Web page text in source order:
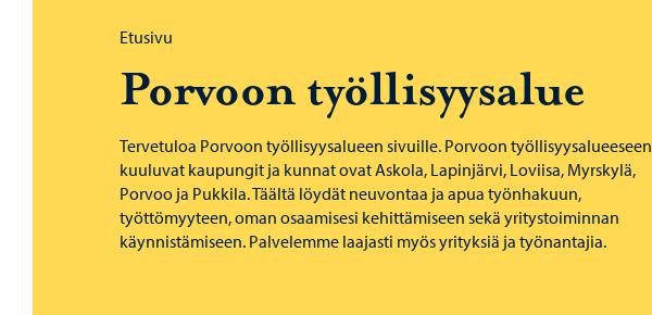
Selaa:
Etusivu
Por­voon työl­li­syy­sa­lue
Tervetuloa Porvoon työllisyysalueen sivuille. Porvoon työllisyysalueeseen
kuuluvat kaupungit ja kunnat ovat Askola, Lapinjärvi, Loviisa, Myrskylä,
Porvoo ja Pukkila. Täältä löydät neuvontaa ja apua työnhakuun,
työttömyyteen, oman osaamisesi kehittämiseen sekä yritystoiminnan
käynnistämiseen. Palvelemme laajasti myös yrityksiä ja työnantajia.